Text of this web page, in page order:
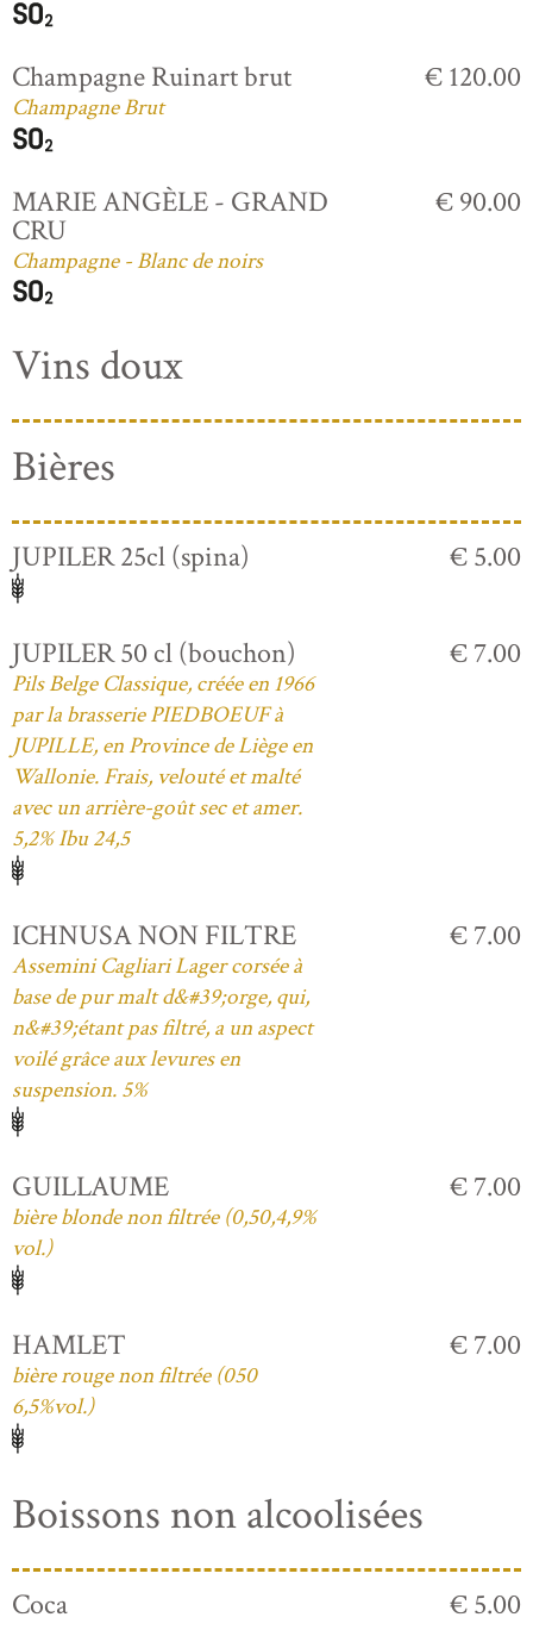
Champagne Ruinart brut
Champagne Brut
€ 120.00
MARIE ANGÈLE - GRAND
CRU
Champagne - Blanc de noirs
€ 90.00
Vins doux
Bières
JUPILER 25cl (spina) € 5.00
JUPILER 50 cl (bouchon)
Pils Belge Classique, créée en 1966
par la brasserie PIEDBOEUF à
JUPILLE, en Province de Liège en
Wallonie. Frais, velouté et malté
avec un arrière-goût sec et amer.
5,2% Ibu 24,5
€ 7.00
ICHNUSA NON FILTRE
Assemini Cagliari Lager corsée à
base de pur malt d&#39;orge, qui,
n&#39;étant pas filtré, a un aspect
voilé grâce aux levures en
suspension. 5%
€ 7.00
GUILLAUME
bière blonde non filtrée (0,50,4,9%
vol.)
€ 7.00
HAMLET
bière rouge non filtrée (050
6,5%vol.)
€ 7.00
Boissons non alcoolisées
Coca
€ 5.00